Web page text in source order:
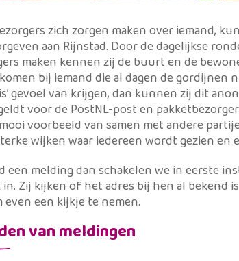
zich zorgen maken over iemand,
aan Rijnstad. Door de dagelijkse
maken kennen zij de buurt en de
bij iemand die al dagen de gordijnen
gevoel van krijgen, dan kunnen zij dit
voor de PostNL-post en
voorbeeld van samen met andere
wijken waar iedereen wordt gezien en
een melding dan schakelen we in eerste
Zij kijken of het adres bij hen al bekend
even een kijkje te nemen.
van meldingen